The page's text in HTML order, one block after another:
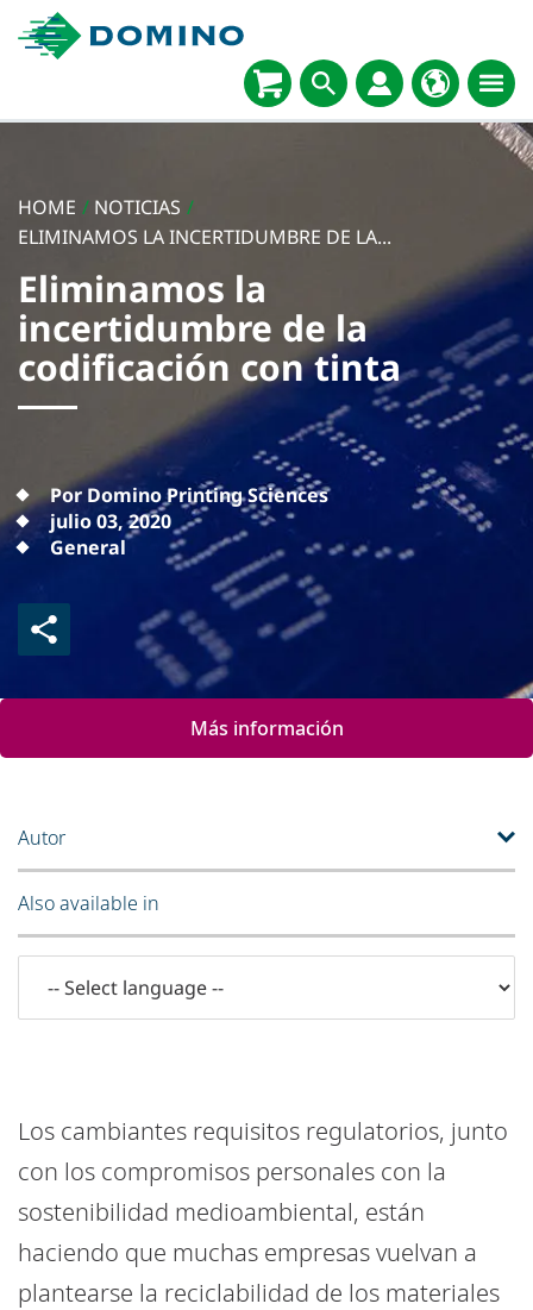
HOME / NOTICIAS /
ELIMINAMOS LA INCERTIDUMBRE DE LA...
Eliminamos la
incertidumbre de la
codificación con tinta
Por Domino Printing Sciences
julio 03, 2020
General
Más información
Los cambiantes requisitos regulatorios, junto
con los compromisos personales con la
sostenibilidad medioambiental, están
haciendo que muchas empresas vuelvan a
plantearse la reciclabilidad de los materiales
Autor
Also available in